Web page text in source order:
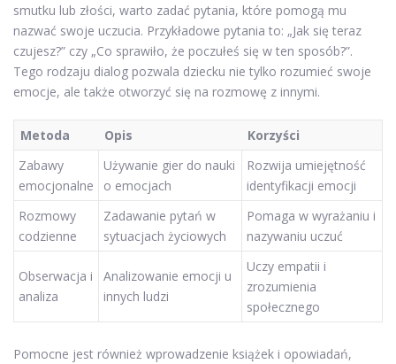
smutku lub złości, warto zadać pytania, które pomogą mu
nazwać swoje uczucia. Przykładowe pytania to: „Jak się teraz
czujesz?” czy „Co sprawiło, że poczułeś się w ten sposób?”.
Tego rodzaju dialog pozwala dziecku nie tylko rozumieć swoje
emocje, ale także otworzyć się na rozmowę z innymi.
Metoda Opis
Korzyści
Zabawy
emocjonalne
Używanie gier do nauki
o emocjach
Rozwija umiejętność
identyfikacji emocji
Rozmowy
codzienne
Zadawanie pytań w
sytuacjach życiowych
Pomaga w wyrażaniu i
nazywaniu uczuć
Obserwacja i
analiza
Analizowanie emocji u
innych ludzi
Uczy empatii i
zrozumienia
społecznego
Pomocne jest również wprowadzenie książek i opowiadań,